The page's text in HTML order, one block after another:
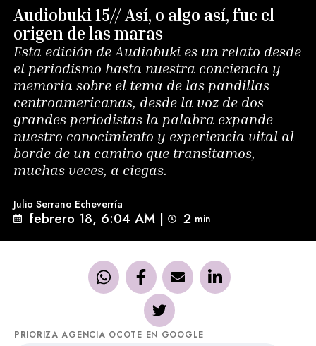
Audiobuki 15// Así, o algo así, fue el
origen de las maras
Esta edición de Audiobuki es un relato desde
el periodismo hasta nuestra conciencia y
memoria sobre el tema de las pandillas
centroamericanas, desde la voz de dos
grandes periodistas la palabra expande
nuestro conocimiento y experiencia vital al
borde de un camino que transitamos,
muchas veces, a ciegas.
Julio Serrano Echeverría
febrero 18, 6:04 AM | 2 min
PRIORIZA AGENCIA OCOTE EN GOOGLE